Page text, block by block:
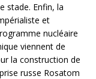
stade. Enfin, la
et
nucléaire
viennent de
la construction de
russe Rosatom